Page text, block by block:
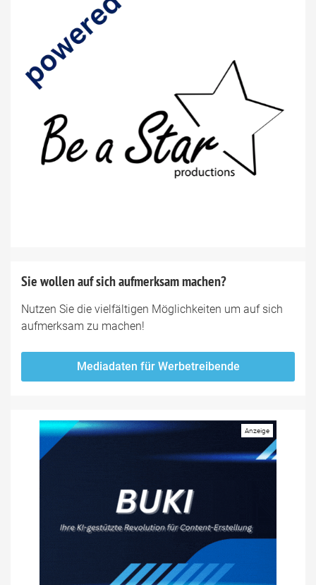
Sie wollen auf sich aufmerksam machen?
Nutzen Sie die vielfältigen Möglichkeiten um auf sich
aufmerksam zu machen!
Mediadaten für Werbetreibende